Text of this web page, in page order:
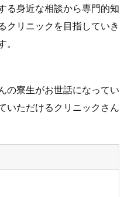
る身近な相談から専門的知
クリニックを目指していき
の寮生がお世話になってい
いただけるクリニックさん